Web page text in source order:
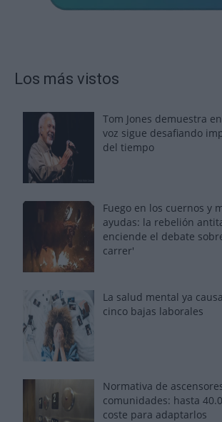
Los más vistos
Tom Jones demuestra
voz sigue desafiando
del tiempo
Fuego en los cuernos y
ayudas: la rebelión
enciende el debate
carrer'
La salud mental ya
cinco bajas laborales
Normativa de
comunidades: hasta
coste para adaptarlos